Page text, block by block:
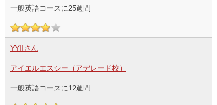
一般英語コースに25週間
YYIIさん
アイエルエスシー（アデレード校）
一般英語コースに12週間